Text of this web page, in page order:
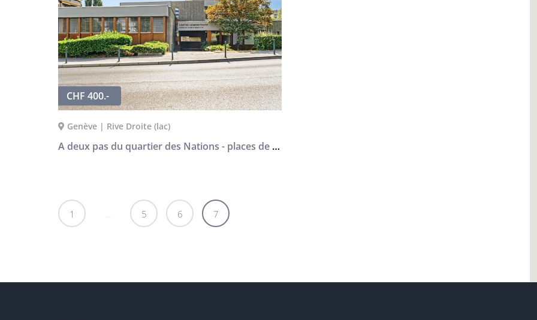
CHF 400.-
Genève | Rive Droite (lac)
A deux pas du quartier des Nations - places de parking en sous-sol à Genève | Rive Droite (lac)
Pagination
des
1 5 6 7